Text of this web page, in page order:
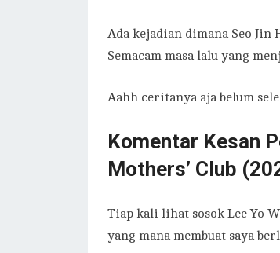
Ada kejadian dimana Seo Jin
Semacam masa lalu yang
Aahh ceritanya aja belum
Komentar Kesan
Mothers’ Club
Tiap kali lihat sosok Lee Yo
yang mana membuat saya